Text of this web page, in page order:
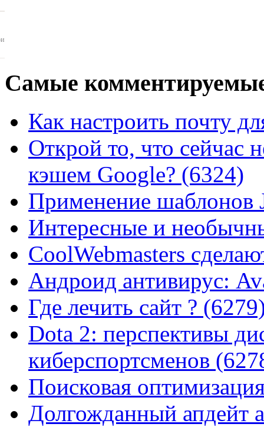
Самые
Как настроить почту
Открой то, что сейчас
кэшем Google? (6324)
Применение шаблонов
Интересные и
CoolWebmasters
Андроид антивирус:
Где лечить сайт ?
Dota 2: перспективы
киберспортсменов
Поисковая
Долгожданный апдейт